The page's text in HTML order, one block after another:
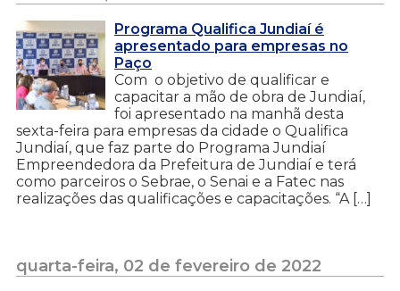
Programa Qualifica Jundiaí é
apresentado para empresas no
Paço
Com o objetivo de qualificar e
capacitar a mão de obra de Jundiaí,
foi apresentado na manhã desta
sexta-feira para empresas da cidade o Qualifica
Jundiaí, que faz parte do Programa Jundiaí
Empreendedora da Prefeitura de Jundiaí e terá
como parceiros o Sebrae, o Senai e a Fatec nas
realizações das qualificações e capacitações. “A […]
quarta-feira, 02 de fevereiro de 2022